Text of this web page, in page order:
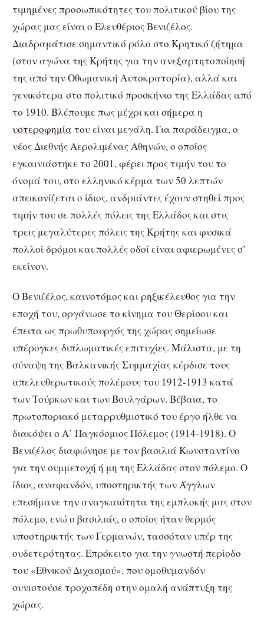
τιμημένες προσωπικότητες του πολιτικού βίου της
χώρας μας είναι ο Ελευθέριος Βενιζέλος.
Διαδραμάτισε σημαντικό ρόλο στο Κρητικό ζήτημα
(στον αγώνα της Κρήτης για την ανεξαρτητοποίησή
της από την Οθωμανική Αυτοκρατορία), αλλά και
γενικότερα στο πολιτικό προσκήνιο της Ελλάδας από
το 1910. Βλέπουμε πως μέχρι και σήμερα η
υστεροφημία του είναι μεγάλη. Για παράδειγμα, ο
νέος Διεθνής Αερολιμένας Αθηνών, ο οποίος
εγκαινιάστηκε το 2001, φέρει προς τιμήν του το
όνομά του, στο ελληνικό κέρμα των 50 λεπτών
απεικονίζεται ο ίδιος, ανδριάντες έχουν στηθεί προς
τιμήν του σε πολλές πόλεις της Ελλάδος και στις
τρεις μεγαλύτερες πόλεις της Κρήτης και φυσικά
πολλοί δρόμοι και πολλές οδοί είναι αφιερωμένες σ’
εκείνον.
Ο Βενιζέλος, καινοτόμος και ρηξικέλευθος για την
εποχή του, οργάνωσε το κίνημα του Θερίσου και
έπειτα ως πρωθυπουργός της χώρας σημείωσε
υπέρογκες διπλωματικές επιτυχίες. Μάλιστα, με τη
σύναψη της Βαλκανικής Συμμαχίας κέρδισε τους
απελευθερωτικούς πολέμους του 1912-1913 κατά
των Τούρκων και των Βουλγάρων. Βέβαια, το
πρωτοποριακό μεταρρυθμιστικό του έργο ήλθε να
διακόψει ο Α’ Παγκόσμιος Πόλεμος (1914-1918). Ο
Βενιζέλος διαφώνησε με τον βασιλιά Κωνσταντίνο
για την συμμετοχή ή μη της Ελλάδας στον πόλεμο. Ο
ίδιος, αναφανδόν, υποστηρικτής των Άγγλων
επεσήμανε την αναγκαιότητα της εμπλοκής μας στον
πόλεμο, ενώ ο βασιλιάς, ο οποίος ήταν θερμός
υποστηρικτής των Γερμανών, τασσόταν υπέρ της
ουδετερότητας. Επρόκειτο για την γνωστή περίοδο
του «Εθνικού Διχασμού», που ομοθυμανδόν
συνιστούσε τροχοπέδη στην ομαλή ανάπτυξη της
χώρας.